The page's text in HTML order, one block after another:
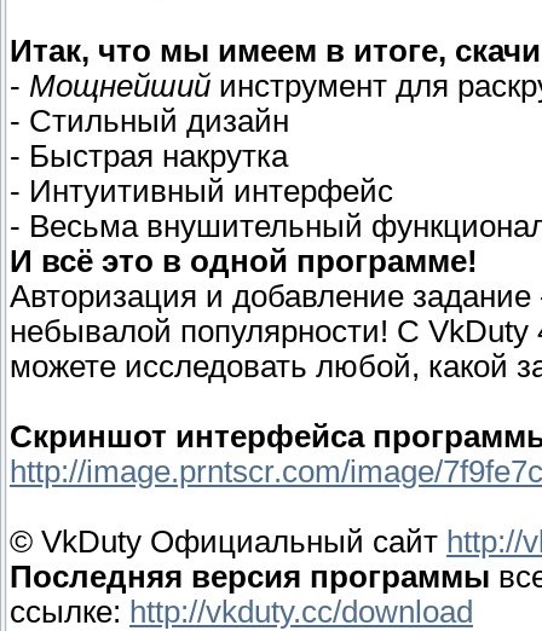
Итак, что мы имеем в итоге,
- Мощнейший инструмент для
- Стильный дизайн
- Быстрая накрутка
- Интуитивный интерфейс
- Весьма внушительный
И всё это в одной программе!
Авторизация и добавление
небывалой популярности! С
можете исследовать любой, какой
Скриншот интерфейса
http://image.prntscr.com/image/
© VkDuty Официальный сайт http://
Последняя версия программы
ссылке: http://vkduty.cc/download